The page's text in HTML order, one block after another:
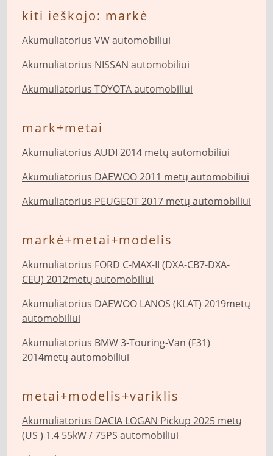
kiti ieškojo: markė
Akumuliatorius VW automobiliui
Akumuliatorius NISSAN automobiliui
Akumuliatorius TOYOTA automobiliui
mark+metai
Akumuliatorius AUDI 2014 metų automobiliui
Akumuliatorius DAEWOO 2011 metų automobiliui
Akumuliatorius PEUGEOT 2017 metų automobiliui
markė+metai+modelis
Akumuliatorius FORD C-MAX-II (DXA-CB7-DXA-
CEU) 2012metų automobiliui
Akumuliatorius DAEWOO LANOS (KLAT) 2019metų
automobiliui
Akumuliatorius BMW 3-Touring-Van (F31)
2014metų automobiliui
metai+modelis+variklis
Akumuliatorius DACIA LOGAN Pickup 2025 metų
(US ) 1.4 55kW / 75PS automobiliui